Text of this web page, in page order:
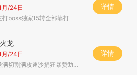
月/24日
打boss独家15转全部靠打
详情
龙
月/24日
满切割满攻速沙捐狂暴赞助皆可嫖
详情